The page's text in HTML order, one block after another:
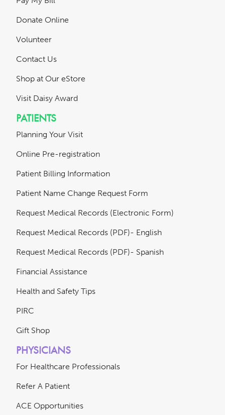
Donate Online
Volunteer
Contact Us
Shop at Our eStore
Visit Daisy Award
PATIENTS
Planning Your Visit
Online Pre-registration
Patient Billing Information
Patient Name Change Request Form
Request Medical Records (Electronic Form)
Request Medical Records (PDF)- English
Request Medical Records (PDF)- Spanish
Financial Assistance
Health and Safety Tips
PIRC
Gift Shop
PHYSICIANS
For Healthcare Professionals
Refer A Patient
ACE Opportunities